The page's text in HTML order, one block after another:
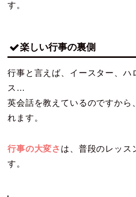
す。
楽しい行事の裏側
行事と言えば、イースター、ハ
ス…
英会話を教えているのですから
れます。
行事の大変さ は、普段のレッス
す。